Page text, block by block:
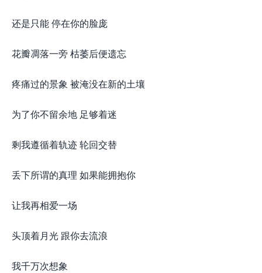
还是只能 停在你的脸庞
花瓣凋落一旁 枯萎后便遗忘
疼痛过的景象 被淹没在新的土壤
为了你不留余地 足够着迷
剩我遵循着轨迹 轮回交替
丢下所谓的真理 如果能拥抱你
让我再相爱一场
头顶着月光 跟你去流浪
我千万次想象